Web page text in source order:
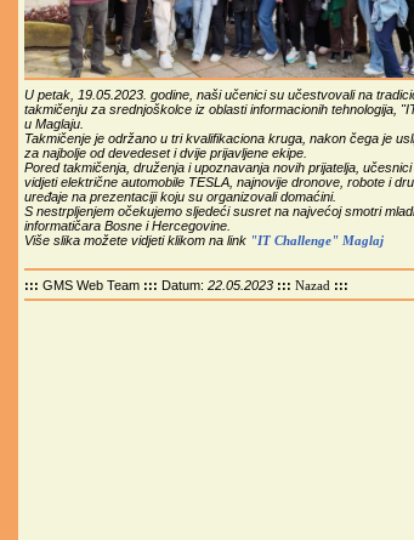
U petak, 19.05.2023. godine, naši učenici su učestvovali na
takmičenju za srednjoškolce iz oblasti informacionih tehnologija,
u Maglaju.
Takmičenje je održano u tri kvalifikaciona kruga, nakon čega je
za najbolje od devedeset i dvije prijavljene ekipe.
Pored takmičenja, druženja i upoznavanja novih prijatelja, učesnici
vidjeti električne automobile TESLA, najnovije dronove, robote i
uređaje na prezentaciji koju su organizovali domaćini.
S nestrpljenjem očekujemo sljedeći susret na najvećoj smotri
informatičara Bosne i Hercegovine.
Više slika možete vidjeti klikom na link "IT Challenge" Maglaj
::: GMS Web Team::: Datum: 22.05.2023::: Nazad :::